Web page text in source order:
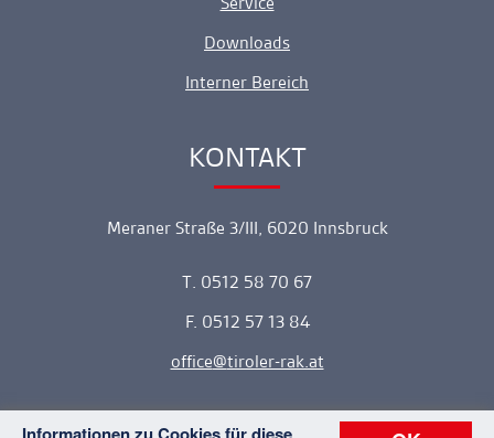
Downloads
Interner Bereich
Ankerlink
KONTAKT
Meraner Straße 3/III, 6020 Innsbruck
T. 0512 58 70 67
F. 0512 57 13 84
office
tiroler-rak.at